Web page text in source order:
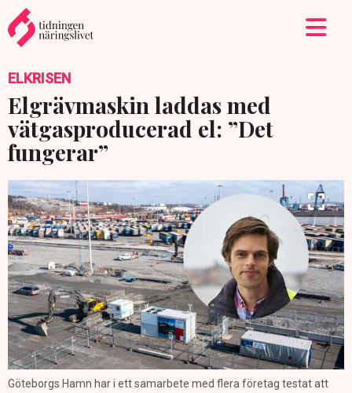
ELKRISEN
Elgrävmaskin laddas med
vätgasproducerad el: ”Det
fungerar”
Göteborgs Hamn har i ett samarbete med flera företag testat att